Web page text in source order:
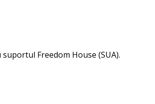
Freedom House (SUA).